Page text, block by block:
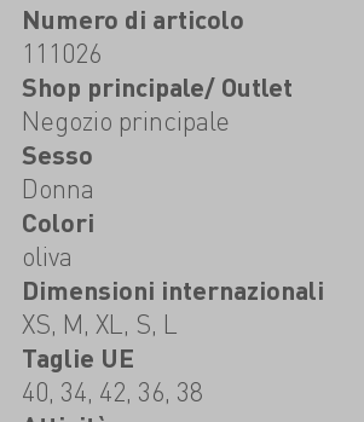
Numero di articolo
111026
Shop principale/ Outlet
Negozio principale
Sesso
Donna
Colori
oliva
Dimensioni internazionali
XS, M, XL, S, L
Taglie UE
40, 34, 42, 36, 38